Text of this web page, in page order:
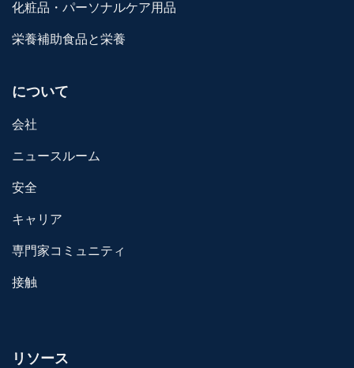
化粧品・パーソナルケア用品
栄養補助食品と栄養
について
会社
ニュースルーム
安全
キャリア
専門家コミュニティ
接触
リソース